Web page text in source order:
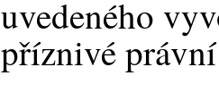
uvedeného
příznivé